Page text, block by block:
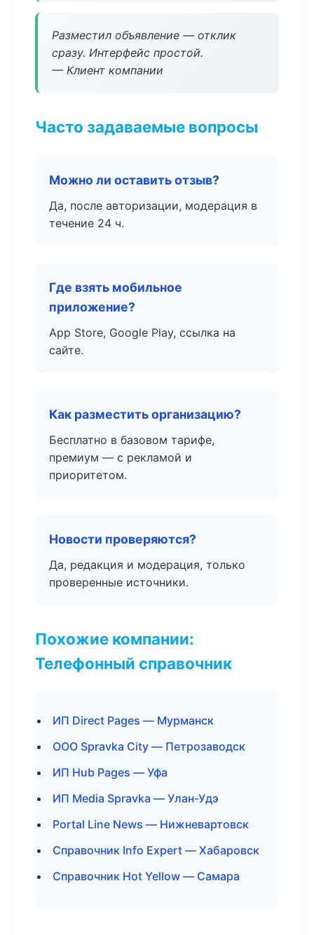
Разместил объявление — отклик
сразу. Интерфейс простой.
— Клиент компании
Часто задаваемые вопросы
Можно ли оставить отзыв?
Да, после авторизации, модерация в
течение 24 ч.
Где взять мобильное
приложение?
App Store, Google Play, ссылка на
сайте.
Как разместить организацию?
Бесплатно в базовом тарифе,
премиум — с рекламой и
приоритетом.
Новости проверяются?
Да, редакция и модерация, только
проверенные источники.
Похожие компании:
Телефонный справочник
ИП Direct Pages — Мурманск
ООО Spravka City — Петрозаводск
ИП Hub Pages — Уфа
ИП Media Spravka — Улан-Удэ
Portal Line News — Нижневартовск
Справочник Info Expert — Хабаровск
Справочник Hot Yellow — Самара